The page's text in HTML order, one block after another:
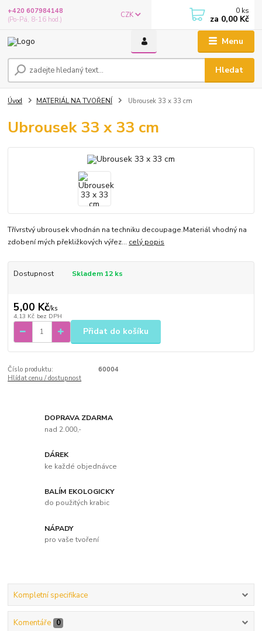
Menu
CZK
Hledat
+420 607984148
(Po-Pá, 8-16 hod.)
0 ks
za 0,00 Kč
Úvod MATERIÁL NA TVOŘENÍ Ubrousek 33 x 33 cm
Ubrousek 33 x 33 cm
Třívrstvý ubrousek vhodnán na techniku decoupage.Materiál vhodný na
zdobení mých překližkových výřez... celý popis
Dostupnost Skladem 12 ks
5,00 Kč/ks
4,13 Kč bez DPH
Přidat do košíku
Číslo produktu:
60004
Hlídat cenu / dostupnost
DOPRAVA ZDARMA
nad 2.000,-
DÁREK
ke každé objednávce
BALÍM EKOLOGICKY
do použitých krabic
NÁPADY
pro vaše tvoření
Kompletní specifikace
Komentáře 0